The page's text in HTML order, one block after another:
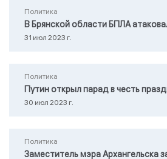
Политика
В Брянской области БПЛА
31 июл 2023 г.
Политика
Путин открыл парад в честь
30 июл 2023 г.
Политика
Заместитель мэра Архангельска